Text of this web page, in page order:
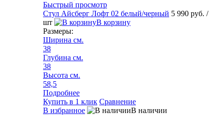
Быстрый просмотр
Стул Айсберг Лофт 02 белый/черный 5 990 руб. /
шт
В корзину
Размеры:
Ширина см.
38
Глубина см.
38
Высота см.
58,5
Подробнее
Купить в 1 клик Сравнение
В избранное
В наличии